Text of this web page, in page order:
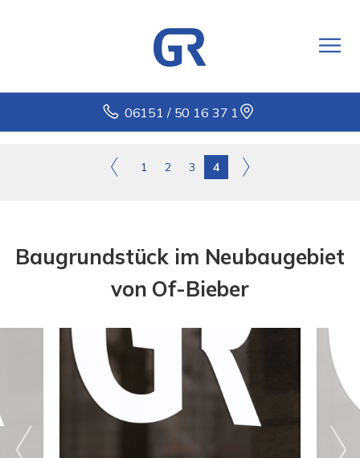
06151 / 50 16 37 1
1 2 3 4
Baugrundstück im Neubaugebiet
von Of-Bieber